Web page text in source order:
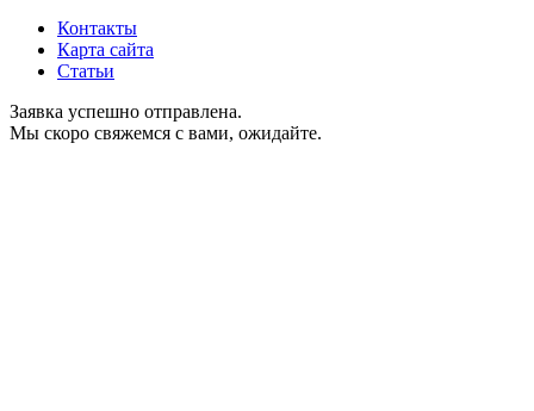
Контакты
Карта сайта
Статьи
Заявка успешно отправлена.
Мы скоро свяжемся с вами, ожидайте.